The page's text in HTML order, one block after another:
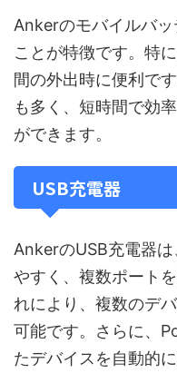
Ankerのモバイルバ
ことが特徴です。特
間の外出時に便利で
も多く、短時間で効
ができます。
USB充電器
AnkerのUSB充電器
やすく、複数ポート
れにより、複数のデ
可能です。さらに、
たデバイスを自動的